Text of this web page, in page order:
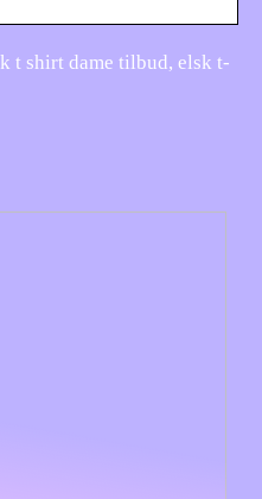
t shirt dame tilbud, elsk t-